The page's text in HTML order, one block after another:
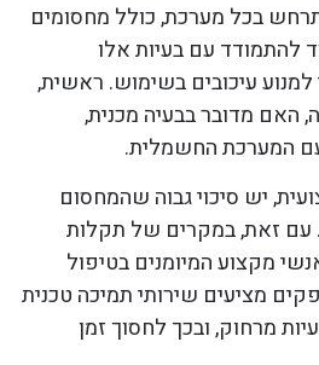
בכל מערכת, כולל מחסומים
להתמודד עם בעיות אלו
למנוע עיכובים בשימוש. ראשית,
האם מדובר בבעיה מכנית,
עם המערכת החשמלית.
יש סיכוי גבוה שהמחסום
עם זאת, במקרים של תקלות
מקצוע המיומנים בטיפול
מציעים שירותי תמיכה טכנית
מרחוק, ובכך לחסוך זמן